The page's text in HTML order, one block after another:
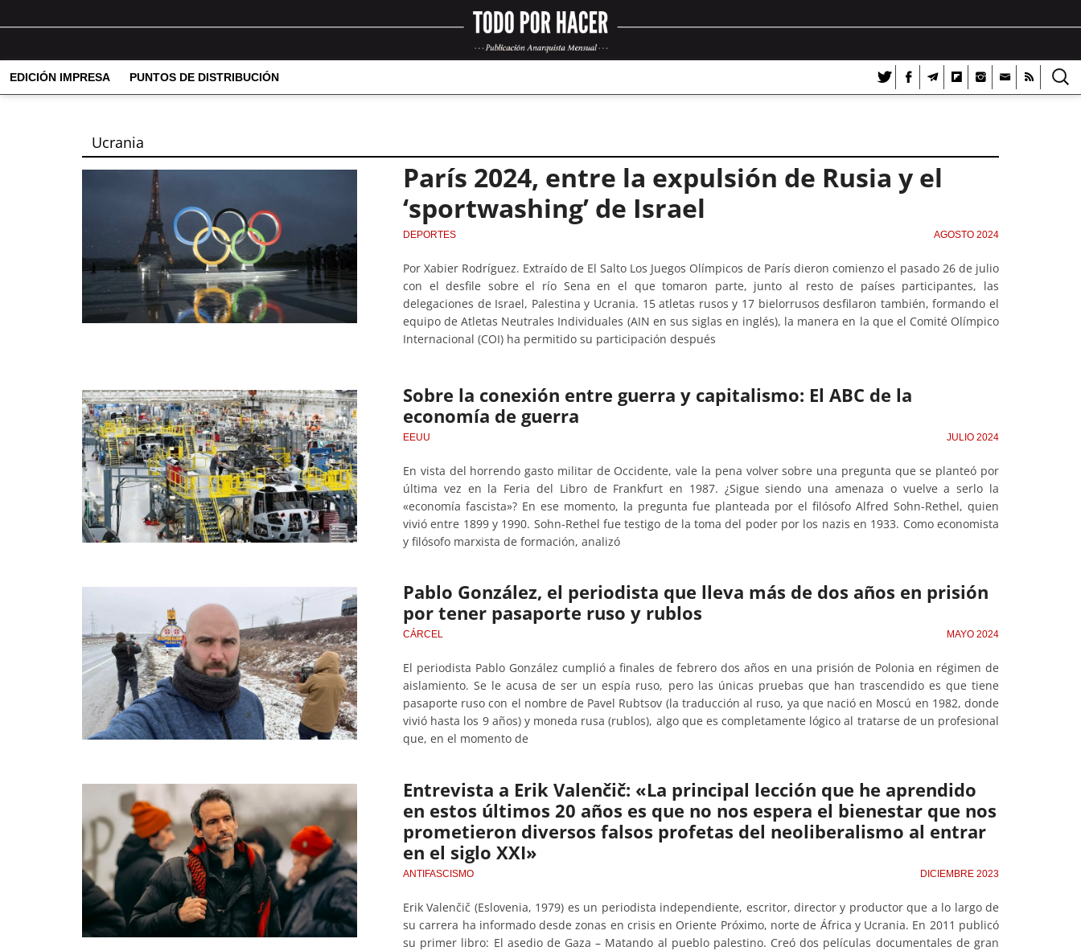
EDICIÓN IMPRESA PUNTOS DE DISTRIBUCIÓN
Ucrania
París 2024, entre la expulsión de Rusia y el
‘sportwashing’ de Israel
DEPORTES AGOSTO 2024
Por Xabier Rodríguez. Extraído de El Salto Los Juegos Olímpicos de París dieron comienzo el pasado 26 de julio
con el desfile sobre el río Sena en el que tomaron parte, junto al resto de países participantes, las
delegaciones de Israel, Palestina y Ucrania. 15 atletas rusos y 17 bielorrusos desfilaron también, formando el
equipo de Atletas Neutrales Individuales (AIN en sus siglas en inglés), la manera en la que el Comité Olímpico
Internacional (COI) ha permitido su participación después
Sobre la conexión entre guerra y capitalismo: El ABC de la
economía de guerra
EEUU JULIO 2024
En vista del horrendo gasto militar de Occidente, vale la pena volver sobre una pregunta que se planteó por
última vez en la Feria del Libro de Frankfurt en 1987. ¿Sigue siendo una amenaza o vuelve a serlo la
«economía fascista»? En ese momento, la pregunta fue planteada por el filósofo Alfred Sohn-Rethel, quien
vivió entre 1899 y 1990. Sohn-Rethel fue testigo de la toma del poder por los nazis en 1933. Como economista
y filósofo marxista de formación, analizó
Pablo González, el periodista que lleva más de dos años en prisión
por tener pasaporte ruso y rublos
CÁRCEL MAYO 2024
El periodista Pablo González cumplió a finales de febrero dos años en una prisión de Polonia en régimen de
aislamiento. Se le acusa de ser un espía ruso, pero las únicas pruebas que han trascendido es que tiene
pasaporte ruso con el nombre de Pavel Rubtsov (la traducción al ruso, ya que nació en Moscú en 1982, donde
vivió hasta los 9 años) y moneda rusa (rublos), algo que es completamente lógico al tratarse de un profesional
que, en el momento de
Entrevista a Erik Valenčič: «La principal lección que he aprendido
en estos últimos 20 años es que no nos espera el bienestar que nos
prometieron diversos falsos profetas del neoliberalismo al entrar
en el siglo XXI»
ANTIFASCISMO DICIEMBRE 2023
Erik Valenčič (Eslovenia, 1979) es un periodista independiente, escritor, director y productor que a lo largo de
su carrera ha informado desde zonas en crisis en Oriente Próximo, norte de África y Ucrania. En 2011 publicó
su primer libro: El asedio de Gaza – Matando al pueblo palestino. Creó dos películas documentales de gran